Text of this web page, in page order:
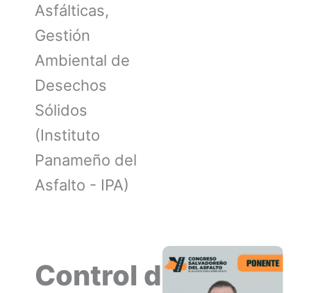
Asfálticas,
Gestión
Ambiental de
Desechos
Sólidos
(Instituto
Panameño del
Asfalto - IPA)
Control de